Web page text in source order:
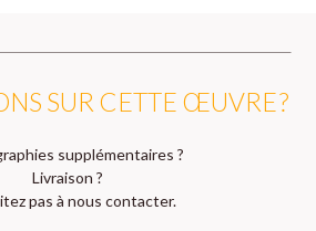
SUR CETTE ŒUVRE ?
supplémentaires ?
Livraison ?
pas à nous contacter.